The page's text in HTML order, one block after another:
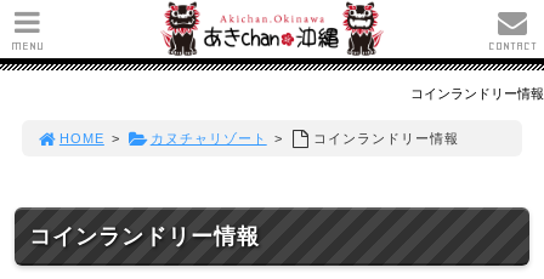
コインランドリー情報
HOME > カヌチャリゾート > コインランドリー情報
コインランドリー情報
MENU CONTACT